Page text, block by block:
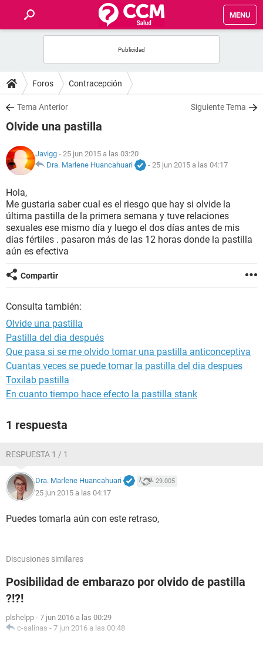
MENU
FOROS
SALUD
NUTRICIÓN
BIENESTAR
SEXUALIDAD
GLOSARIO
Foros Contracepción
Tema Anterior Siguiente Tema
Olvide una pastilla
Javigg - 25 jun 2015 a las 03:20
Dra. Marlene Huancahuari
- 25 jun 2015 a las 04:17
Hola,
Me gustaria saber cual es el riesgo que hay si olvide la
última pastilla de la primera semana y tuve relaciones
sexuales ese mismo día y luego el dos días antes de mis
días fértiles . pasaron más de las 12 horas donde la pastilla
aún es efectiva
Compartir
Consulta también:
Olvide una pastilla
Pastilla del dia después
Que pasa si se me olvido tomar una pastilla anticonceptiva
Cuantas veces se puede tomar la pastilla del dia despues
Toxilab pastilla
En cuanto tiempo hace efecto la pastilla stank
1 respuesta
RESPUESTA 1 / 1
Dra. Marlene Huancahuari 29.005
25 jun 2015 a las 04:17
Puedes tomarla aún con este retraso,
Discusiones similares
Posibilidad de embarazo por olvido de pastilla
?!?!
plshelpp - 7 jun 2016 a las 00:29
c-salinas - 7 jun 2016 a las 00:48